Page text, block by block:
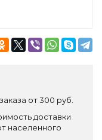
от 300 руб.
доставки
населенного